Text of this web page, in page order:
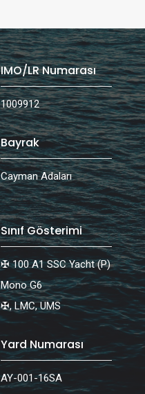
IMO/LR Numarası
1009912
Bayrak
Cayman Adaları
Sınıf Gösterimi
✠ 100 A1 SSC Yacht (P)
Mono G6
✠, LMC, UMS
Yard Numarası
AY-001-16SA